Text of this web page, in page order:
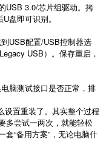
USB 3.0/芯片组驱动。拷
U盘即可识别。
USB配置/USB控制器选
USB）。保存重启，
脑测试接口是否正常，排
设置重装了。其实整个过程
多尝试一两次，就能轻松
“备用方案”，无论电脑什